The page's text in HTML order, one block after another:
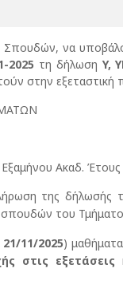
να
2025 τη δήλωση Y,
στην εξεταστική
Ακαδ.
της
του
21/11/2025)
στις εξετάσεις